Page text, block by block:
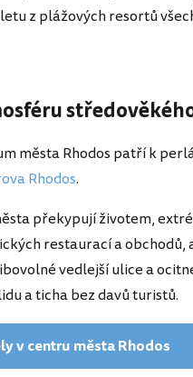
z plážových resortů
města Rhodos patří k
Rhodos.
překypují životem,
restaurací a obchodů,
vedlejší ulice a
a ticha bez davů turistů.
v centru města Rhodos